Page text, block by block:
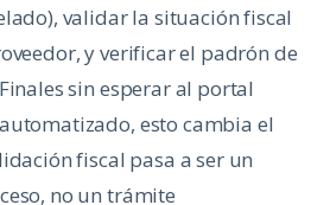
validar la situación fiscal
y verificar el padrón de
sin esperar al portal
esto cambia el
fiscal pasa a ser un
no un trámite